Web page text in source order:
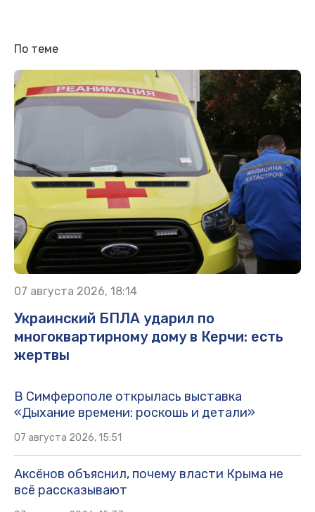
По теме
07 августа 2026, 18:14
Украинский БПЛА ударил по
многоквартирному дому в Керчи: есть
жертвы
В Симферополе открылась выставка
«Дыхание времени: роскошь и детали»
07 августа 2026, 15:51
Аксёнов объяснил, почему власти Крыма не
всё рассказывают